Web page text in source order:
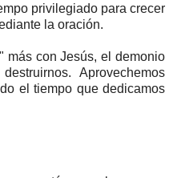
privilegiado para crecer
la oración.
más con Jesús, el demonio
Aprovechemos
el tiempo que dedicamos